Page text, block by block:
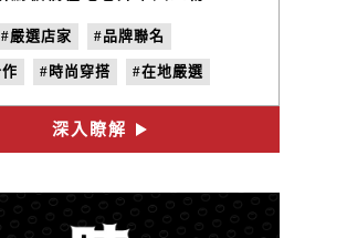
#嚴選店家 #品牌聯名
#時尚穿搭 #在地嚴選
深入瞭解